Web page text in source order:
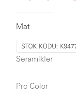
Mat
STOK KODU:
Seramikler
Pro Color